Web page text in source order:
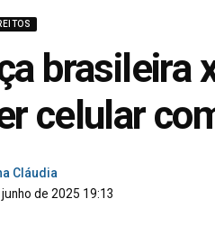
brasileira
celular
de 2025 19:13
Cláudia